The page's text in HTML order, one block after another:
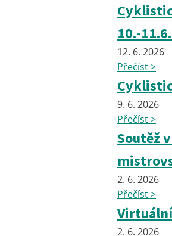
10.-
12. 6. 2026
Přečíst >
9. 6. 2026
Přečíst >
Soutěž
2. 6. 2026
Přečíst >
2. 6. 2026